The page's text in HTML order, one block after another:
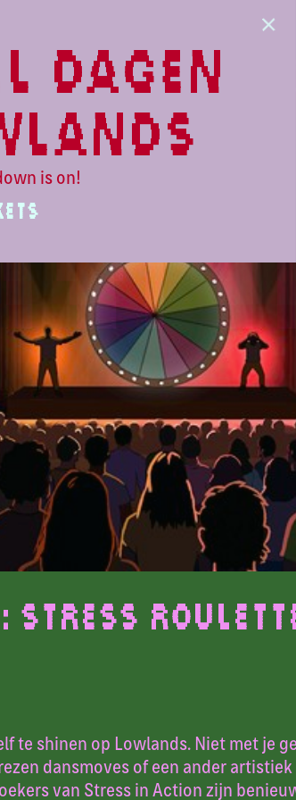
dagen
is on!
Stress
te shinen op Lowlands. Niet met je
dansmoves of een ander
van Stress in Action zijn